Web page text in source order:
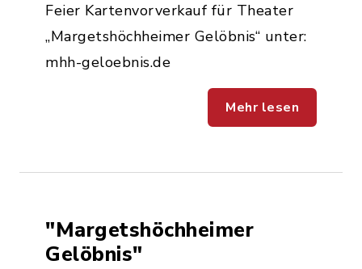
Feier Kartenvorverkauf für Theater
„Margetshöchheimer Gelöbnis“ unter:
mhh-geloebnis.de
Mehr lesen
"Margetshöchheimer
Gelöbnis"